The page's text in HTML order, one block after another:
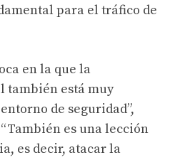
para el tráfico de
en la que la
está muy
de seguridad”,
es una lección
es decir, atacar la